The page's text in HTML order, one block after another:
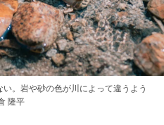
。岩や砂の色が川によって違うよう
隆平